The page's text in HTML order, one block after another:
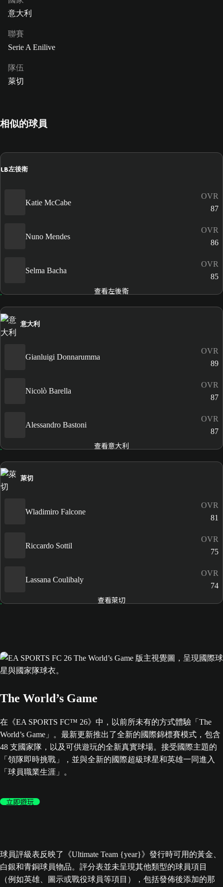
意大利
聯賽
Serie A Enilive
隊伍
萊切
相似的球員
LB左後衛
Katie McCabe
OVR
87
Nuno Mendes
OVR
86
Selma Bacha
OVR
85
查看左後衛
意大利
Gianluigi Donnarumma
OVR
89
Nicolò Barella
OVR
87
Alessandro Bastoni
OVR
87
查看意大利
萊切
Wladimiro Falcone
OVR
81
Riccardo Sottil
OVR
75
Lassana Coulibaly
OVR
74
查看萊切
The World’s Game
在《EA SPORTS FC™ 26》中，以前所未有的方式體驗「The
World’s Game」。最新更新推出了全新的國際錦標賽模式，包含
48 支國家隊，以及可供遊玩的全新真實球場。接受國際主題的
「領隊即時挑戰」，並與全新的國際超級球星和英雄一同進入
「球員職業生涯」。
立即遊玩
球員評級表反映了《Ultimate Team {year}》發行時可用的黃金、
白銀和青銅球員物品。評分表並未呈現其他類型的球員項目
（例如英雄、圖示或戰役球員等項目），包括發佈後添加的那